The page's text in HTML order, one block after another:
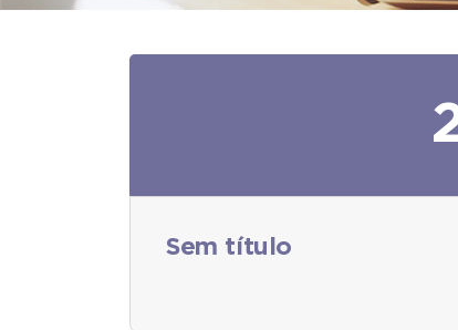
Sem título